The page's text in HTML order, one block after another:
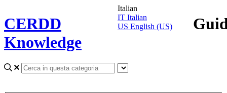
CERDD
Knowledge
Italian
IT Italian
US English (US)